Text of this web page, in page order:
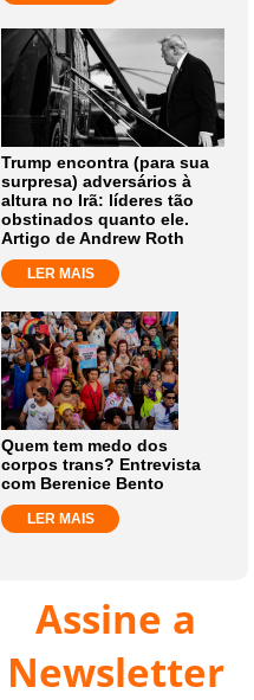
Trump encontra (para sua
surpresa) adversários à
altura no Irã: líderes tão
obstinados quanto ele.
Artigo de Andrew Roth
LER MAIS
Quem tem medo dos
corpos trans? Entrevista
com Berenice Bento
LER MAIS
Assine a
Newsletter